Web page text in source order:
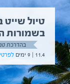
טיול שייט
בשמורות
בהדרכת
11.4 | 9 ימים